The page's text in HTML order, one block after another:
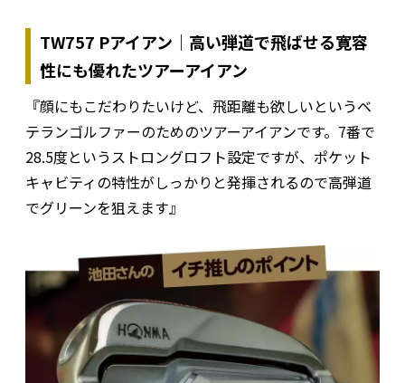
TW757 Pアイアン｜高い弾道で飛ばせる寛容
性にも優れたツアーアイアン
『顔にもこだわりたいけど、飛距離も欲しいというベ
テランゴルファーのためのツアーアイアンです。7番で
28.5度というストロングロフト設定ですが、ポケット
キャビティの特性がしっかりと発揮されるので高弾道
でグリーンを狙えます』